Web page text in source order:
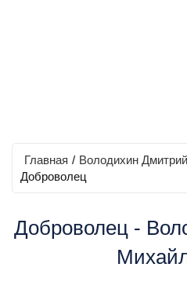
Главная / Володихин
Доброволец
Доброволец -